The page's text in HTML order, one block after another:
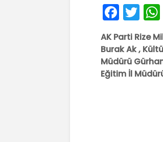
F
a
c
e
b
T
w
itt
er
AK Parti Rize
Burak Ak ,
Müdürü
Eğitim İl